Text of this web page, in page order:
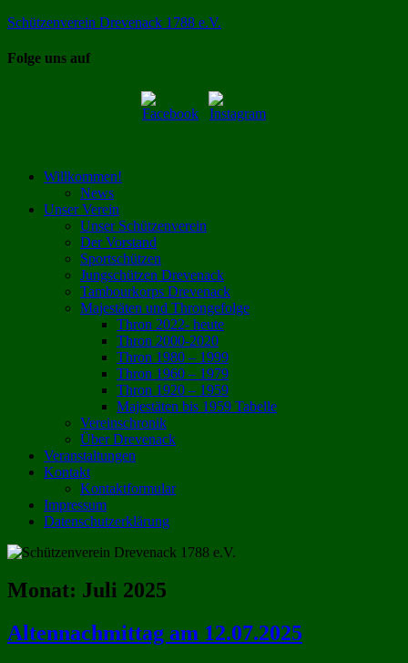
Zum
springen
Schützenverein Drevenack 1788 e.V.
Folge uns auf
Willkommen!
News
Unser Verein
Unser Schützenverein
Der Vorstand
Sportschützen
Jungschützen Drevenack
Tambourkorps Drevenack
Majestäten und Throngefolge
Thron 2022- heute
Thron 2000-2020
Thron 1980 – 1999
Thron 1960 – 1979
Thron 1920 – 1959
Majestäten bis 1959 Tabelle
Vereinschronik
Über Drevenack
Veranstaltungen
Kontakt
Kontaktformular
Impressum
Datenschutzerklärung
Monat: Juli 2025
Altennachmittag am 12.07.2025